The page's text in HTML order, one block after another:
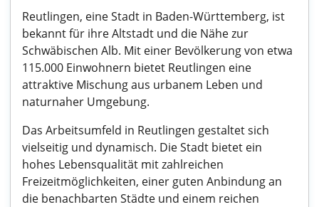
Reutlingen, eine Stadt in Baden-Württemberg, ist
bekannt für ihre Altstadt und die Nähe zur
Schwäbischen Alb. Mit einer Bevölkerung von etwa
115.000 Einwohnern bietet Reutlingen eine
attraktive Mischung aus urbanem Leben und
naturnaher Umgebung.
Das Arbeitsumfeld in Reutlingen gestaltet sich
vielseitig und dynamisch. Die Stadt bietet ein
hohes Lebensqualität mit zahlreichen
Freizeitmöglichkeiten, einer guten Anbindung an
die benachbarten Städte und einem reichen